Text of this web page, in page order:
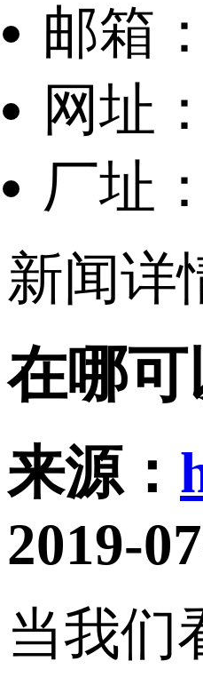
邮箱：
网址：
厂址
新闻详
在哪
来源：
2019-
当我们